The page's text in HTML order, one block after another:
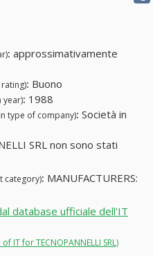
: approssimativamente
: Buono
year): 1988
type of company): Società in
SRL non sono stati
category): MANUFACTURERS:
database ufficiale dell'IT
for TECNOPANNELLI SRL)